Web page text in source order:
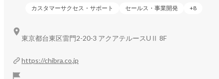
（サポートした行政・自治体）
局・広島県・長野県・青森県佐井村・兵庫県伊丹市・豊岡・
石川県・岡山県・東京都日の出町　等多数
カスタマーサクセス・サポート セールス・事業開発 +8
https://chibra.co.jp
東京都台東区雷門2-20-3 アクアテルースUⅡ 8F